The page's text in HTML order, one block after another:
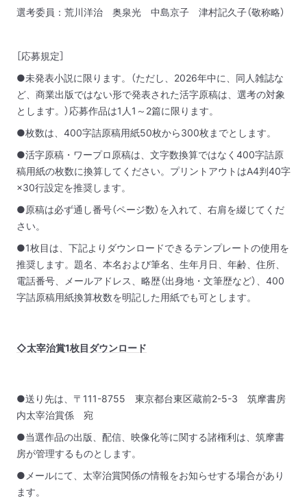
選考委員：荒川洋治 奥泉光 中島京子 津村記久子（敬称略）
［応募規定］
●未発表小説に限ります。（ただし、2026年中に、同人雑誌な
ど、商業出版ではない形で発表された活字原稿は、選考の対象
とします。）応募作品は1人1～2篇に限ります。
●枚数は、400字詰原稿用紙50枚から300枚までとします。
●活字原稿・ワープロ原稿は、文字数換算ではなく400字詰原
稿用紙の枚数に換算してください。プリントアウトはA4判40字
×30行設定を推奨します。
●原稿は必ず通し番号（ページ数）を入れて、右肩を綴じてくだ
さい。
●1枚目は、下記よりダウンロードできるテンプレートの使用を
推奨します。題名、本名および筆名、生年月日、年齢、住所、
電話番号、メールアドレス、略歴（出身地・文筆歴など）、400
字詰原稿用紙換算枚数を明記した用紙でも可とします。
◇太宰治賞1枚目ダウンロード
●送り先は、〒111-8755 東京都台東区蔵前2-5-3 筑摩書房
内太宰治賞係 宛
●当選作品の出版、配信、映像化等に関する諸権利は、筑摩書
房が管理するものとします。
●メールにて、太宰治賞関係の情報をお知らせする場合があり
ます。